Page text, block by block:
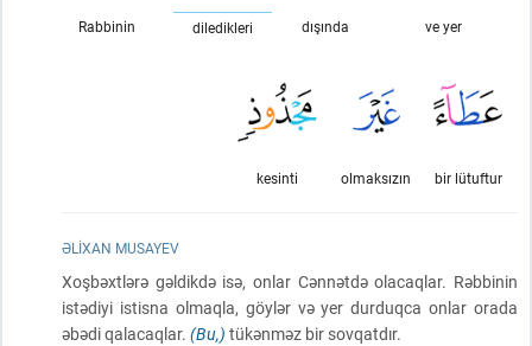
ve yer
dışında
diledikleri
Rabbinin
bir lütuftur
olmaksızın
kesinti
ƏLIXAN MUSAYEV
Xoşbəxtlərə gəldikdə isə, onlar Cənnətdə olacaqlar. Rəbbinin
istədiyi istisna olmaqla, göylər və yer durduqca onlar orada
əbədi qalacaqlar. (Bu,) tükənməz bir sovqatdır.